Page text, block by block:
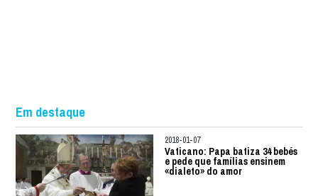
Em destaque
2018-01-07
Vaticano: Papa batiza 34 bebés
e pede que famílias ensinem
«dialeto» do amor